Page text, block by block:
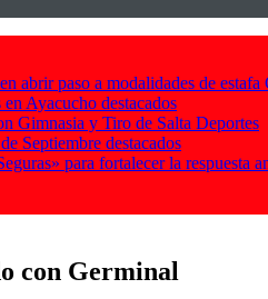
abrir paso a modalidades de estafa
Ayacucho destacados
Gimnasia y Tiro de Salta Deportes
Septiembre destacados
para fortalecer la respuesta
con Germinal